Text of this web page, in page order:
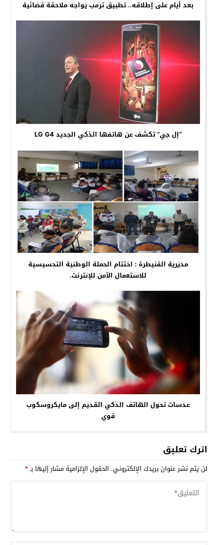
بعد أيام على إطلاقه.. تطبيق ترمب يواجه ملاحقة قضائية
“إل جي” تكشف عن هاتفها الذكي الجديد LG G4
مديرية القنيطرة : اختتام الحملة الوطنية التحسيسية
للاستعمال الآمن للإنترنت.
عدسات تحول الهاتف الذكي القديم إلى مايكروسكوب
قوي
اترك تعليق
لن يتم نشر عنوان بريدك الإلكتروني. الحقول الإلزامية مشار إليها بـ*